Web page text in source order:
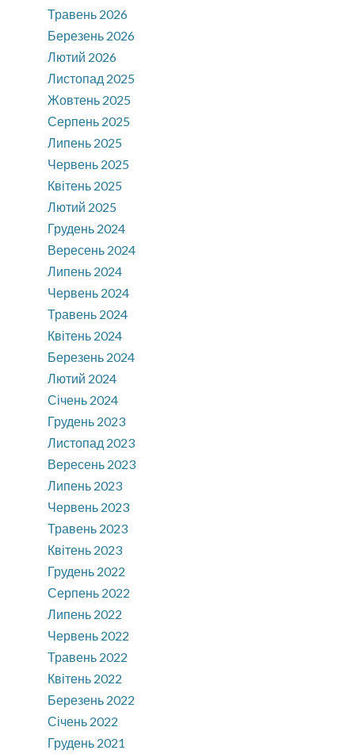
Травень 2026
Березень 2026
Лютий 2026
Листопад 2025
Жовтень 2025
Серпень 2025
Липень 2025
Червень 2025
Квітень 2025
Лютий 2025
Грудень 2024
Вересень 2024
Липень 2024
Червень 2024
Травень 2024
Квітень 2024
Березень 2024
Лютий 2024
Січень 2024
Грудень 2023
Листопад 2023
Вересень 2023
Липень 2023
Червень 2023
Травень 2023
Квітень 2023
Грудень 2022
Серпень 2022
Липень 2022
Червень 2022
Травень 2022
Квітень 2022
Березень 2022
Січень 2022
Грудень 2021